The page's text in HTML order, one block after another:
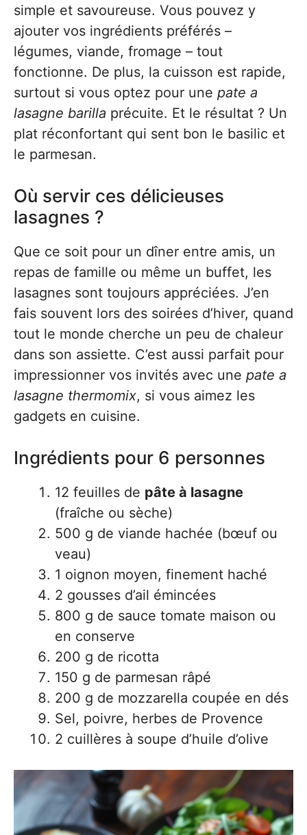
simple et savoureuse. Vous pouvez y
ajouter vos ingrédients préférés –
légumes, viande, fromage – tout
fonctionne. De plus, la cuisson est rapide,
surtout si vous optez pour une pate a
lasagne barilla précuite. Et le résultat ? Un
plat réconfortant qui sent bon le basilic et
le parmesan.
Où servir ces délicieuses
lasagnes ?
Que ce soit pour un dîner entre amis, un
repas de famille ou même un buffet, les
lasagnes sont toujours appréciées. J’en
fais souvent lors des soirées d’hiver, quand
tout le monde cherche un peu de chaleur
dans son assiette. C’est aussi parfait pour
impressionner vos invités avec une pate a
lasagne thermomix, si vous aimez les
gadgets en cuisine.
Ingrédients pour 6 personnes
12 feuilles de pâte à lasagne
(fraîche ou sèche)
500 g de viande hachée (bœuf ou
veau)
1 oignon moyen, finement haché
2 gousses d’ail émincées
800 g de sauce tomate maison ou
en conserve
200 g de ricotta
150 g de parmesan râpé
200 g de mozzarella coupée en dés
Sel, poivre, herbes de Provence
2 cuillères à soupe d’huile d’olive